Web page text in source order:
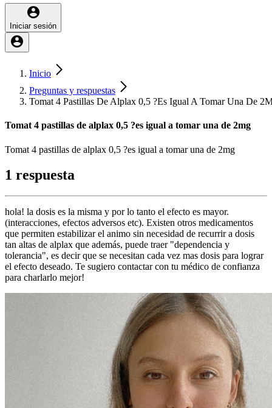
Iniciar sesión
Inicio
Preguntas y respuestas
Tomat 4 Pastillas De Alplax 0,5 ?Es Igual A Tomar Una De
Tomat 4 pastillas de alplax 0,5 ?es igual a tomar una de 2mg
Tomat 4 pastillas de alplax 0,5 ?es igual a tomar una de 2mg
1 respuesta
hola! la dosis es la misma y por lo tanto el efecto es mayor.
(interacciones, efectos adversos etc). Existen otros medicamentos
que permiten estabilizar el animo sin necesidad de recurrir a dosis
tan altas de alplax que además, puede traer "dependencia y
tolerancia", es decir que se necesitan cada vez mas dosis para lograr
el efecto deseado. Te sugiero contactar con tu médico de confianza
para charlarlo mejor!